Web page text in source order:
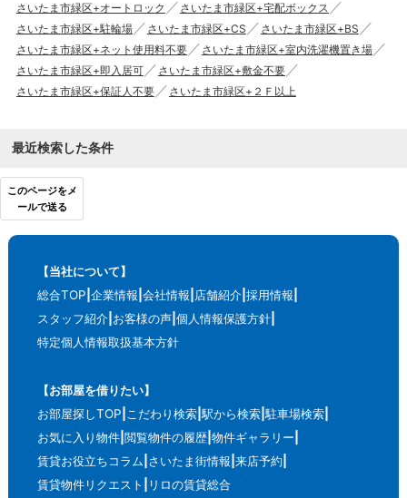
さいたま市緑区+オートロック
さいたま市緑区+宅配ボックス
さいたま市緑区+駐輪場
さいたま市緑区+CS
さいたま市緑区+BS
さいたま市緑区+ネット使用料不要
さいたま市緑区+室内洗濯機置き場
さいたま市緑区+即入居可
さいたま市緑区+敷金不要
さいたま市緑区+保証人不要
さいたま市緑区+２Ｆ以上
最近検索した条件
このページをメ
ールで送る
【当社について】
総合TOP 企業情報 会社情報 店舗紹介 採用情報
スタッフ紹介 お客様の声 個人情報保護方針
特定個人情報取扱基本方針
【お部屋を借りたい】
お部屋探しTOP こだわり検索 駅から検索 駐車場検索
お気に入り物件 閲覧物件の履歴 物件ギャラリー
賃貸お役立ちコラム さいたま街情報 来店予約
賃貸物件リクエスト
リロの賃貸総合